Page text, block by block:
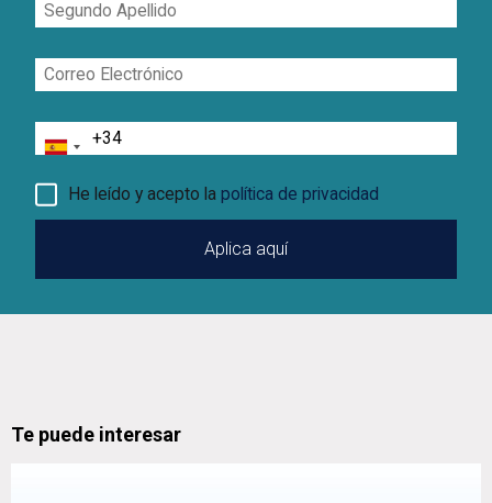
Apellido
Correo
Electrónico
Teléfono
He leído y acepto la política de privacidad
Te puede interesar